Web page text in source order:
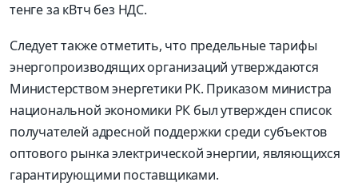
тенге за кВтч без НДС.
Следует также отметить, что предельные тарифы
энергопроизводящих организаций утверждаются
Министерством энергетики РК. Приказом министра
национальной экономики РК был утвержден список
получателей адресной поддержки среди субъектов
оптового рынка электрической энергии, являющихся
гарантирующими поставщиками.